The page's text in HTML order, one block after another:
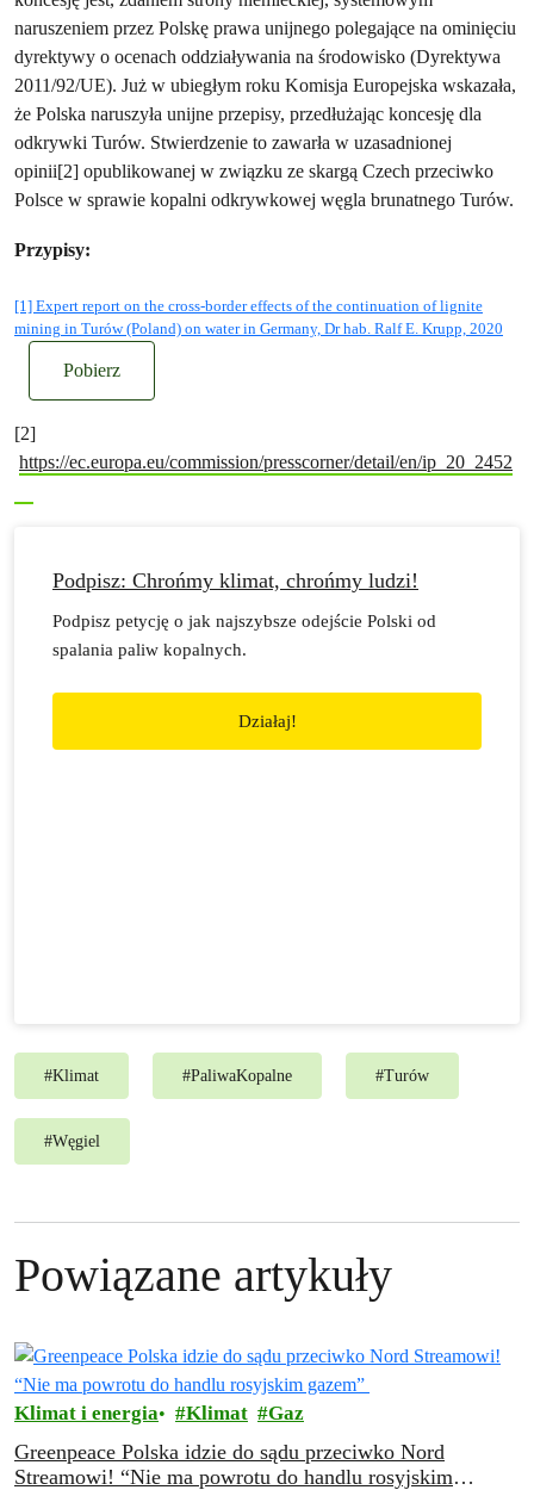
naruszeniem przez Polskę prawa unijnego polegające na ominięciu
dyrektywy o ocenach oddziaływania na środowisko (Dyrektywa
2011/92/UE). Już w ubiegłym roku Komisja Europejska wskazała,
że Polska naruszyła unijne przepisy, przedłużając koncesję dla
odkrywki Turów. Stwierdzenie to zawarła w uzasadnionej
opinii[2] opublikowanej w związku ze skargą Czech przeciwko
Polsce w sprawie kopalni odkrywkowej węgla brunatnego Turów.
Przypisy:
[1] Expert report on the cross-border effects of the continuation of lignite
mining in Turów (Poland) on water in Germany, Dr hab. Ralf E. Krupp, 2020
Pobierz
[2]
https://ec.europa.eu/commission/presscorner/detail/en/ip_20_2452
Podpisz: Chrońmy klimat, chrońmy ludzi!
Podpisz petycję o jak najszybsze odejście Polski od
spalania paliw kopalnych.
Działaj!
#Klimat #PaliwaKopalne #Turów
#Węgiel
Powiązane artykuły
Klimat i energia Klimat Gaz
Greenpeace Polska idzie do sądu przeciwko Nord
Streamowi! “Nie ma powrotu do handlu rosyjskim